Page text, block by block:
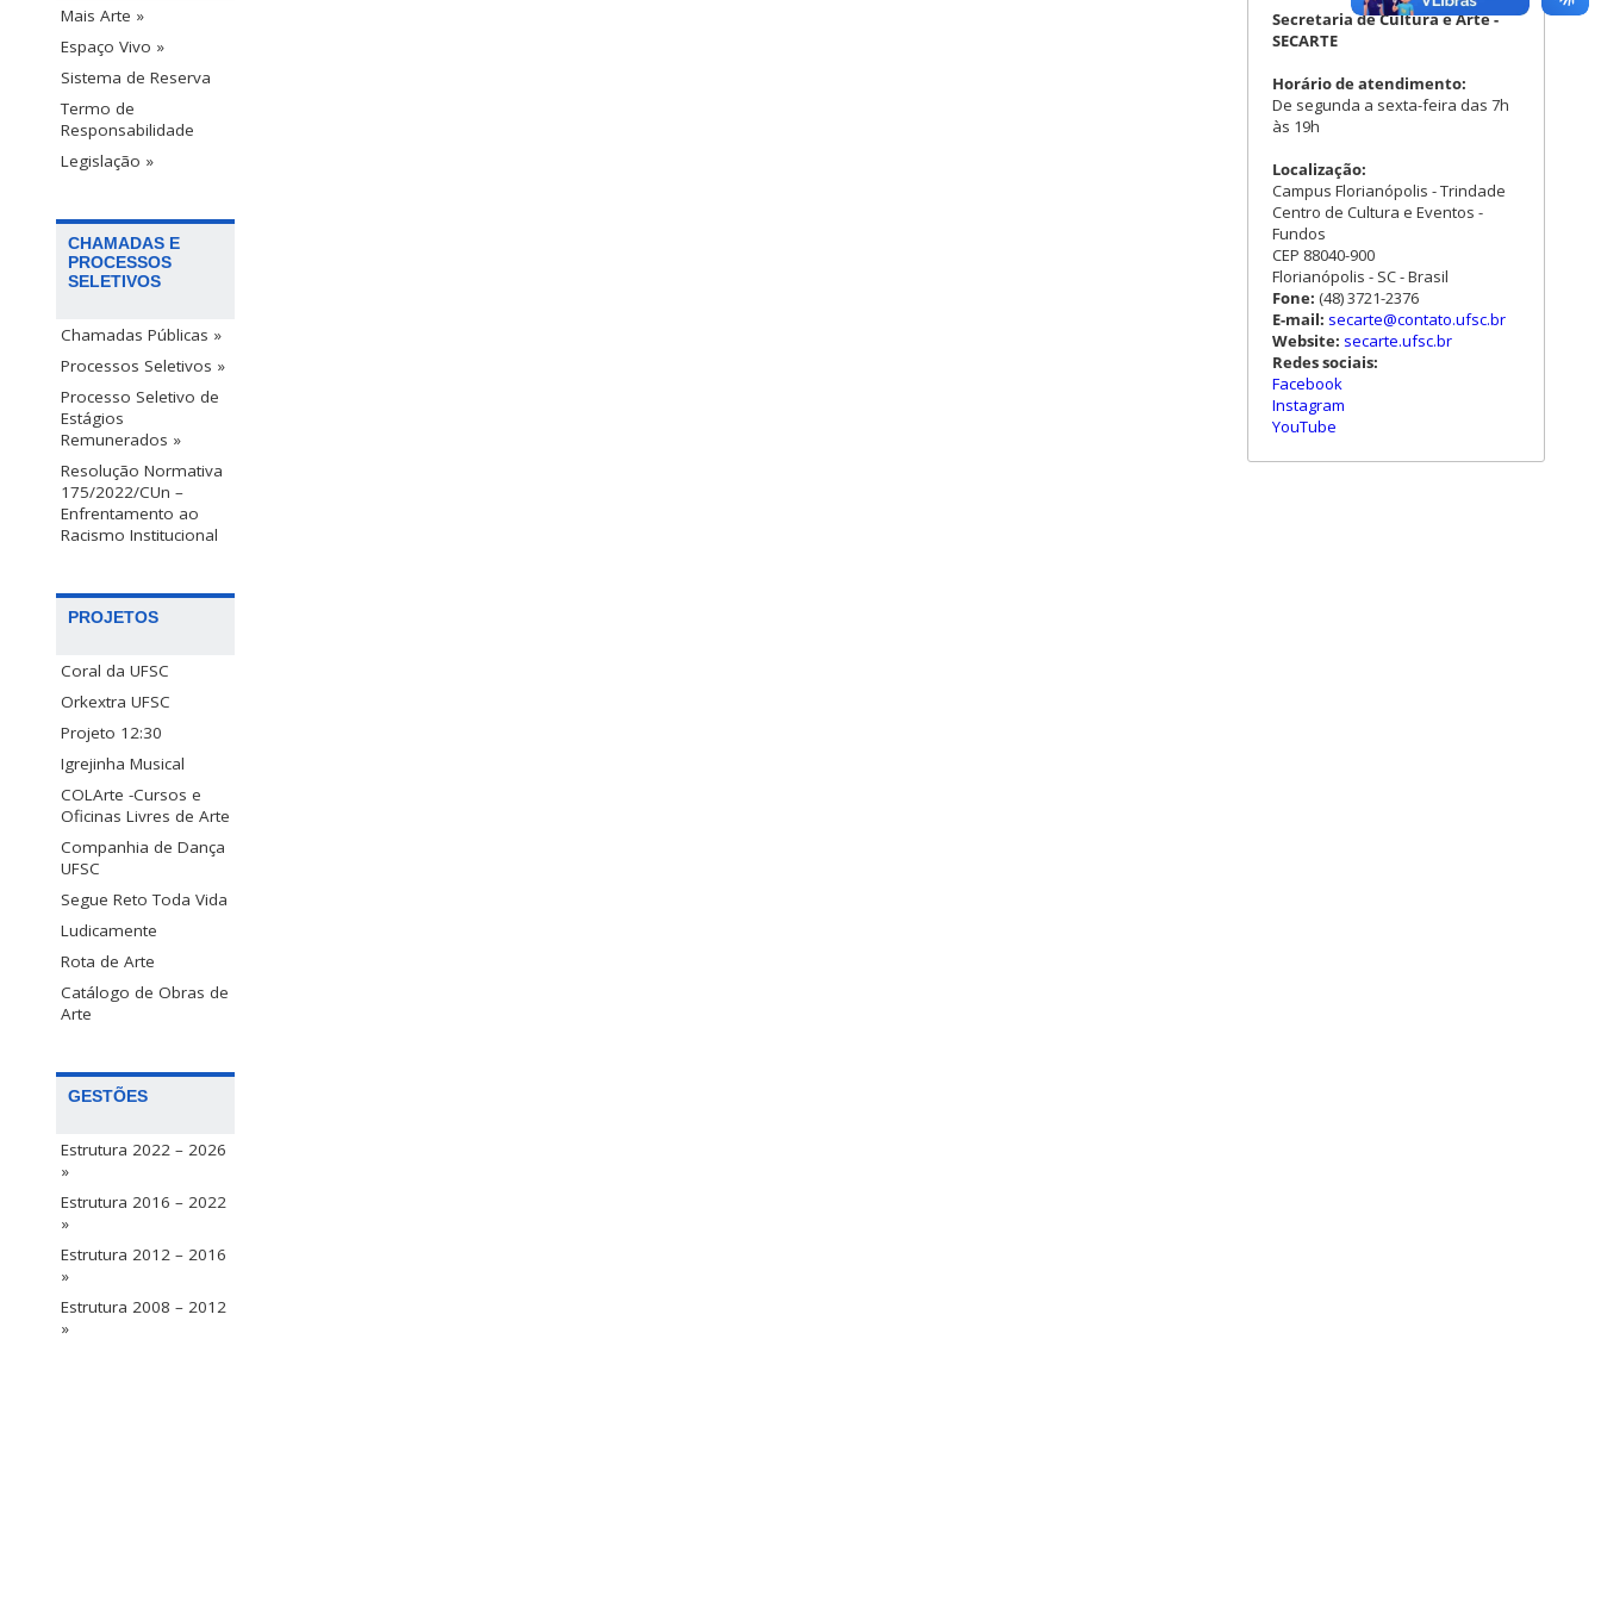
Mais Arte »
Espaço Vivo »
Sistema de Reserva
Termo de
Responsabilidade
Legislação »
CHAMADAS E
PROCESSOS
SELETIVOS
Chamadas Públicas »
Processos Seletivos »
Processo Seletivo de
Estágios
Remunerados »
Resolução Normativa
175/2022/CUn –
Enfrentamento ao
Racismo Institucional
PROJETOS
Coral da UFSC
Orkextra UFSC
Projeto 12:30
Igrejinha Musical
COLArte -Cursos e
Oficinas Livres de Arte
Companhia de Dança
UFSC
Segue Reto Toda Vida
Ludicamente
Rota de Arte
Catálogo de Obras de
Arte
GESTÕES
Estrutura 2022 – 2026
»
Estrutura 2016 – 2022
»
Estrutura 2012 – 2016
»
Estrutura 2008 – 2012
»
Secretaria de Cultura e Arte -
SECARTE
Horário de atendimento:
De segunda a sexta-feira das 7h
às 19h
Localização:
Campus Florianópolis - Trindade
Centro de Cultura e Eventos -
Fundos
CEP 88040-900
Florianópolis - SC - Brasil
Fone: (48) 3721-2376
E-mail: secarte@contato.ufsc.br
Website: secarte.ufsc.br
Redes sociais:
Facebook
Instagram
YouTube